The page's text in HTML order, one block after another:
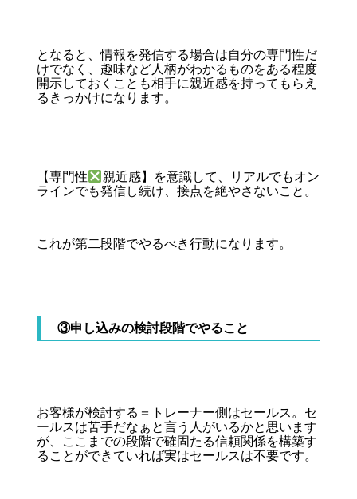
となると、情報を発信する場合は自分の専門性だ
けでなく、趣味など人柄がわかるものをある程度
開示しておくことも相手に親近感を持ってもらえ
るきっかけになります。
【専門性
親近感】を意識して、リアルでもオン
ラインでも発信し続け、接点を絶やさないこと。
これが第二段階でやるべき行動になります。
③申し込みの検討段階でやること
お客様が検討する＝トレーナー側はセールス。セ
ールスは苦手だなぁと言う人がいるかと思います
が、ここまでの段階で確固たる信頼関係を構築す
ることができていれば実はセールスは不要です。